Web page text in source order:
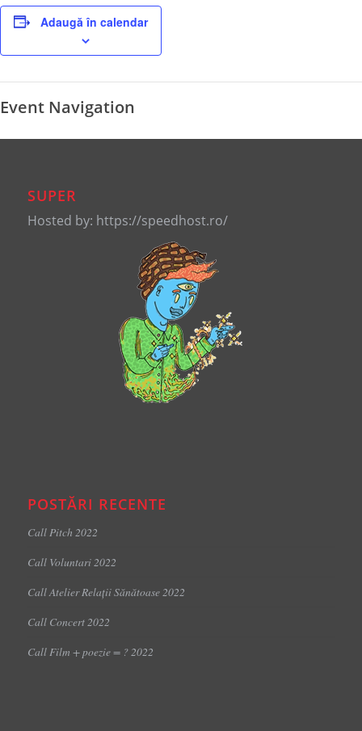
Adaugă în calendar
Event Navigation
SUPER
Hosted by: https://speedhost.ro/
POSTĂRI RECENTE
Call Pitch 2022
Call Voluntari 2022
Call Atelier Relații Sănătoase 2022
Call Concert 2022
Call Film + poezie = ? 2022